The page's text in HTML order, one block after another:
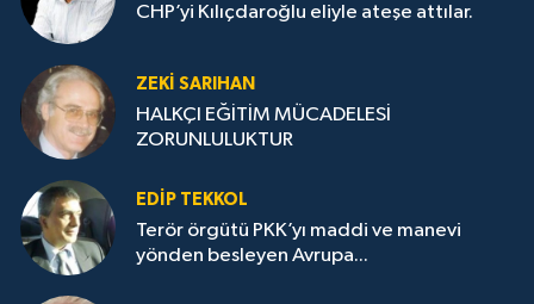
CHP’yi Kılıçdaroğlu eliyle ateşe attılar.
ZEKI SARIHAN
HALKÇI EĞİTİM MÜCADELESİ
ZORUNLULUKTUR
EDIP TEKKOL
Terör örgütü PKK’yı maddi ve manevi
yönden besleyen Avrupa...